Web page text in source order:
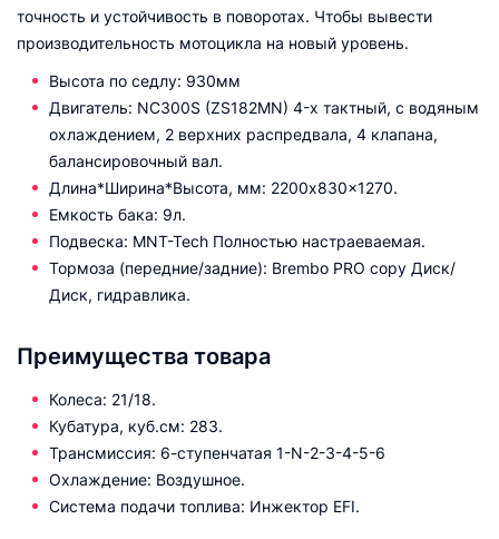
точность и устойчивость в поворотах. Чтобы вывести
производительность мотоцикла на новый уровень.
Высота по седлу: 930мм
Двигатель: NC300S (ZS182MN) 4-х тактный, с водяным
охлаждением, 2 верхних распредвала, 4 клапана,
балансировочный вал.
Длина*Ширина*Высота, мм: 2200x830x1270.
Емкость бака: 9л.
Подвеска: MNT-Tech Полностью настраеваемая.
Тормоза (передние/задние): Brеmbo PRO copy Диск/
Диск, гидравлика.
Преимущества товара
Колеса: 21/18.
Кубатура, куб.см: 283.
Трансмиссия: 6-ступенчатая 1-N-2-3-4-5-6
Охлаждение: Воздушное.
Система подачи топлива: Инжектор EFI.